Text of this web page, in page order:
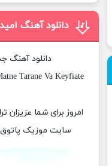
دانلود آهنگ
دانلود آهنگ
Tarane Va Keyfiate
امروز برای شما عزیزان
سایت موزیک پاتوق